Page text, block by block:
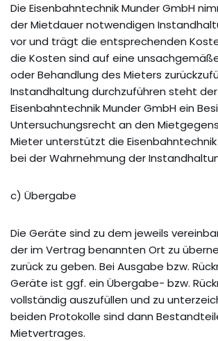
Die Eisenbahntechnik Munder GmbH
der Mietdauer notwendigen
vor und trägt die entsprechenden
die Kosten sind auf eine
oder Behandlung des Mieters
Instandhaltung durchzuführen steht der
Eisenbahntechnik Munder GmbH ein
Untersuchungsrecht an den
Mieter unterstützt die Eisenbahntechnik
bei der Wahrnehmung der
c) Übergabe
Die Geräte sind zu dem jeweils
der im Vertrag benannten Ort zu
zurück zu geben. Bei Ausgabe bzw.
Geräte ist ggf. ein Übergabe- bzw.
vollständig auszufüllen und zu
beiden Protokolle sind dann
Mietvertrages.